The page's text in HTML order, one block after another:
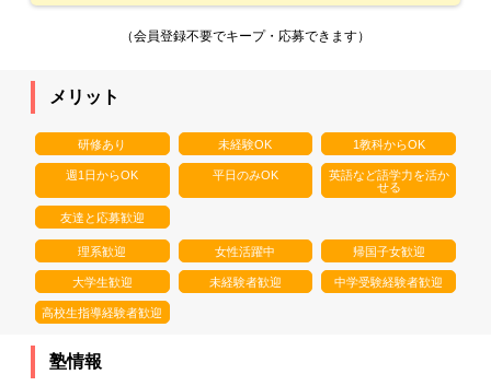
（会員登録不要でキープ・応募できます）
メリット
研修あり 未経験OK 1教科からOK
週1日からOK 平日のみOK
英語など語学力を活か
せる
友達と応募歓迎
理系歓迎 女性活躍中 帰国子女歓迎
大学生歓迎 未経験者歓迎 中学受験経験者歓迎
高校生指導経験者歓迎
塾情報